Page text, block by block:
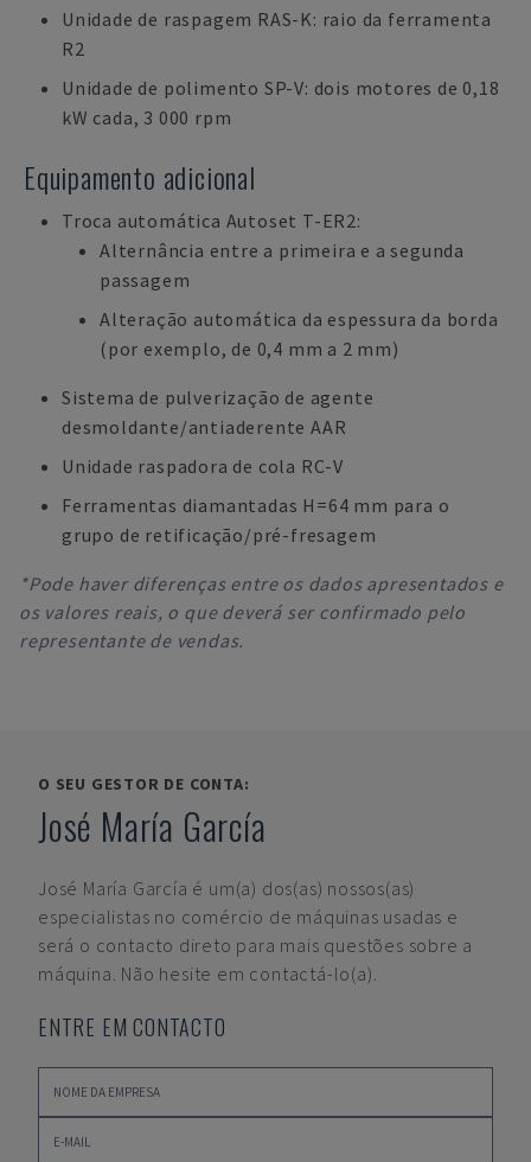
Unidade de raspagem RAS-K: raio da ferramenta
R2
Unidade de polimento SP-V: dois motores de 0,18
kW cada, 3 000 rpm
Equipamento adicional
Troca automática Autoset T-ER2:
Alternância entre a primeira e a segunda
passagem
Alteração automática da espessura da borda
(por exemplo, de 0,4 mm a 2 mm)
Sistema de pulverização de agente
desmoldante/antiaderente AAR
Unidade raspadora de cola RC-V
Ferramentas diamantadas H=64 mm para o
grupo de retificação/pré-fresagem
*Pode haver diferenças entre os dados apresentados e
os valores reais, o que deverá ser confirmado pelo
representante de vendas.
O SEU GESTOR DE CONTA:
José María García
José María García é um(a) dos(as) nossos(as)
especialistas no comércio de máquinas usadas e
será o contacto direto para mais questões sobre a
máquina. Não hesite em contactá-lo(a).
ENTRE EM CONTACTO